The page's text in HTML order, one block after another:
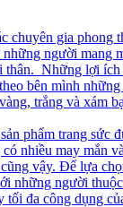
chuyên gia phong
người
Những lợi
bên mình
trắng và xám
phẩm trang sức
nhiều may mắn
vậy. Để lựa
những người
đa công dụng